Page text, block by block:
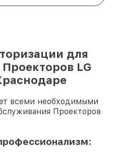
для
LG
всеми необходимыми
Проекторов